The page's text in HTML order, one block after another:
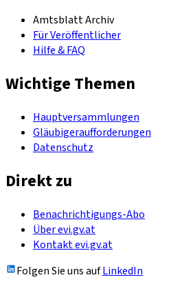
Amtsblatt Archiv
Für Veröffentlicher
Hilfe & FAQ
Wichtige Themen
Hauptversammlungen
Gläubigeraufforderungen
Datenschutz
Direkt zu
Benachrichtigungs-Abo
Über evi.gv.at
Kontakt evi.gv.at
Folgen Sie uns aufLinkedIn